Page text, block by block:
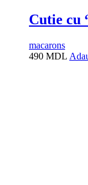
Cutie cu
macarons
490 MDL